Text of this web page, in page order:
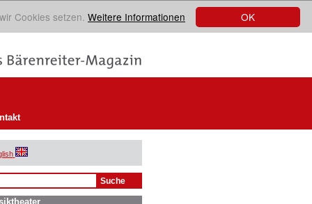
OK
Cookies setzen. Weitere Informationen